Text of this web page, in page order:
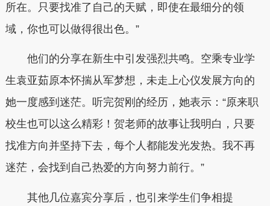
所在。只要找准了自己的天赋，即使在最细分的领
域，你也可以做得很出色。”
他们的分享在新生中引发强烈共鸣。空乘专业学
生袁亚茹原本怀揣从军梦想，未走上心仪发展方向的
她一度感到迷茫。听完贺刚的经历，她表示：“原来职
校生也可以这么精彩！贺老师的故事让我明白，只要
找准方向并坚持下去，每个人都能发光发热。我不再
迷茫，会找到自己热爱的方向努力前行。”
其他几位嘉宾分享后，也引来学生们争相提